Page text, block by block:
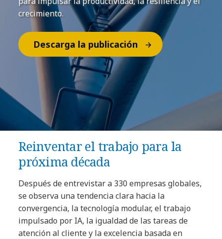
crecimiento.
Descarga la publicación
Reinventar el trabajo para la
próxima década
Después de entrevistar a 330 empresas globales,
se observa una tendencia clara hacia la
convergencia, la tecnología modular, el trabajo
impulsado por IA, la igualdad de las tareas de
atención al cliente y la excelencia basada en